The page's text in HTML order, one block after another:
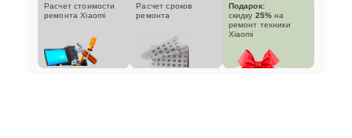
Расчет стоимости
ремонта Xiaomi
Расчет сроков
ремонта
Подарок:
скидку 25% на
ремонт техники
Xiaomi